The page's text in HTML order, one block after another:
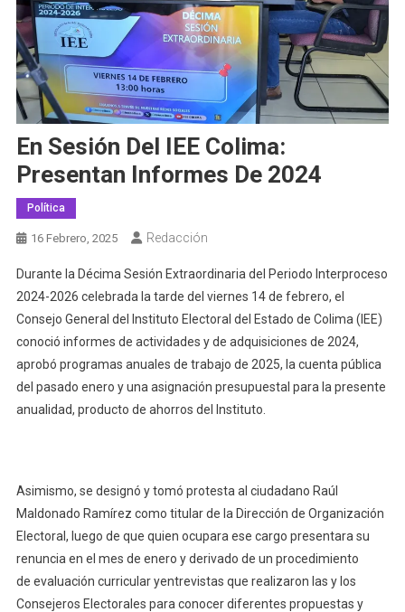
En Sesión Del IEE Colima:
Presentan Informes De 2024
Política
16 Febrero, 2025 Redacción
Durante la Décima Sesión Extraordinaria del Periodo Interproceso
2024-2026 celebrada la tarde del viernes 14 de febrero, el
Consejo General del Instituto Electoral del Estado de Colima (IEE)
conoció informes de actividades y de adquisiciones de 2024,
aprobó programas anuales de trabajo de 2025, la cuenta pública
del pasado enero y una asignación presupuestal para la presente
anualidad, producto de ahorros del Instituto.
Asimismo, se designó y tomó protesta al ciudadano Raúl
Maldonado Ramírez como titular de la Dirección de Organización
Electoral, luego de que quien ocupara ese cargo presentara su
renuncia en el mes de enero y derivado de un procedimiento
de evaluación curricular yentrevistas que realizaron las y los
Consejeros Electorales para conocer diferentes propuestas y